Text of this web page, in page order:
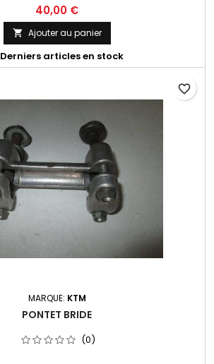
40,00 €
 Ajouter au panier
Derniers articles en stock
MARQUE: KTM
PONTET BRIDE
(0)
favorite_border